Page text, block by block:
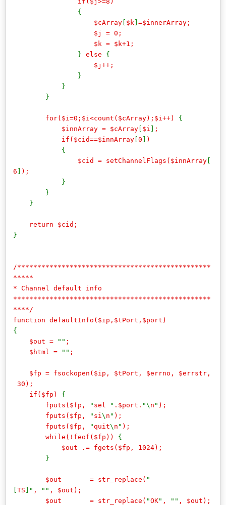
{
$cArray [ $k ]=$innerArray;
$j = 0;
$k = $k+1;
} else {
$j++;
}
}
}
for($i=0;$i<count($cArray);$i++) {
$innArray = $cArray [ $i ] ;
if($cid==$innArray [0 ] )
{
$cid = setChannelFlags($innArray [
6 ] );
}
}
}
return $cid;
}
/************************************************
*****
* Channel default info
*************************************************
****/
function defaultInfo($ip,$tPort,$port)
{
$out =
"" ;
$html =
"" ;
$fp = fsockopen($ip, $tPort, $errno, $errstr,
30);
if($fp) {
fputs($fp,
" sel " .$port. "\ n " );
fputs($fp,
" si\ n " );
fputs($fp,
"quit\ n " );
while(!feof($fp)) {
$out .= fgets($fp, 1024);
}
$out = str_replace( "
[TS ]" , "" , $out);
$out = str_replace( "OK" , "" , $out);